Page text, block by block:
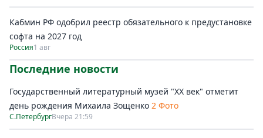
Кабмин РФ одобрил реестр обязательного к предустановке
софта на 2027 год
Россия1 авг
Последние новости
Государственный литературный музей "ХХ век" отметит
день рождения Михаила Зощенко 2 Фото
С.ПетербургВчера 21:59